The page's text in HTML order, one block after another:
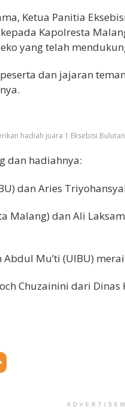
Ketua Panitia
Kapolresta
yang telah
dan jajaran
hadiah juara 1 Eksebisi
dan hadiahnya:
dan Aries
Malang) dan Ali
Mu’ti (UIBU)
Chuzainini dari